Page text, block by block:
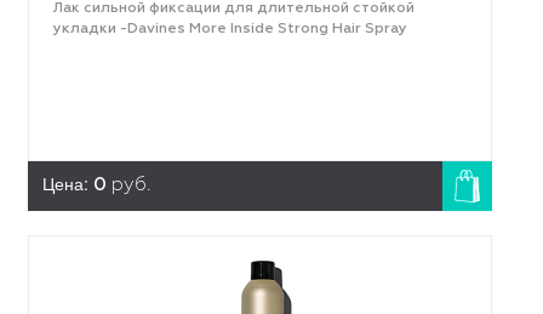
Лак сильной фиксации для длительной стойкой
укладки -Davines More Inside Strong Hair Spray
Цена: 0 руб.